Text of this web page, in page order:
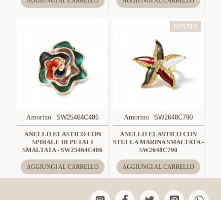
Amorino SW25464C486
ANELLO ELASTICO CON
SPIRALE DI PETALI
SMALTATA - SW25464C486
AGGIUNGI AL CARRELLO
NOVITÀ
Amorino SW2648C790
ANELLO ELASTICO CON
STELLA MARINA SMALTATA -
SW2648C790
AGGIUNGI AL CARRELLO